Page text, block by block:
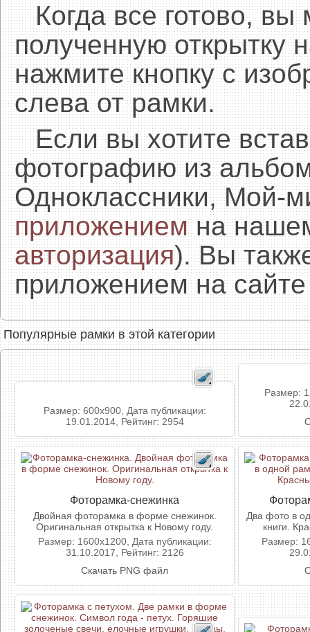
Когда все готово,
полученную открытку
нажмите кнопку с
слева от рамки.
Если вы хотите
фотографию из
Одноклассники, Мой-
приложениемна нашем
авторизация). Вы
приложением на сайте
Популярные рамки в этой категории
Размер: 600x900, Дата публикации:
19.01.2014, Рейтинг: 2954
Размер:
Фоторамка-снежинка
Двойная фоторамка в форме снежинок.
Оригинальная открытка к Новому году.
Размер: 1600x1200, Дата публикации:
31.10.2017, Рейтинг: 2126
Скачать PNG файл
Два фото в
книги.
Размер: